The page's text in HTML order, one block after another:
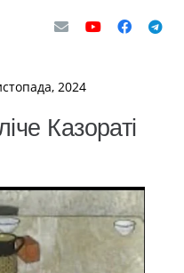
2024
Казораті